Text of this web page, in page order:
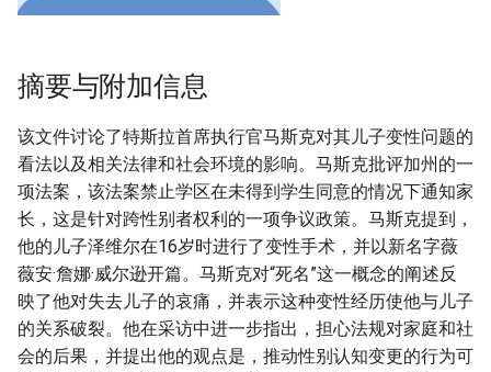
摘要与附加信息
该文件讨论了特斯拉首席执行官马斯克对其儿子变性问题的
看法以及相关法律和社会环境的影响。马斯克批评加州的一
项法案，该法案禁止学区在未得到学生同意的情况下通知家
长，这是针对跨性别者权利的一项争议政策。马斯克提到，
他的儿子泽维尔在16岁时进行了变性手术，并以新名字薇
薇安·詹娜·威尔逊开篇。马斯克对“死名”这一概念的阐述反
映了他对失去儿子的哀痛，并表示这种变性经历使他与儿子
的关系破裂。他在采访中进一步指出，担心法规对家庭和社
会的后果，并提出他的观点是，推动性别认知变更的行为可